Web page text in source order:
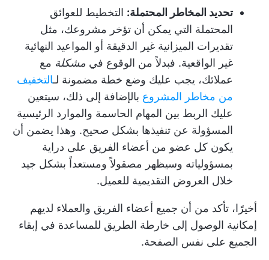
تحديد المخاطر المحتملة: التخطيط للعوائق
المحتملة التي يمكن أن تؤخر مشروعك، مثل
تقديرات الميزانية غير الدقيقة أو المواعيد النهائية
غير الواقعية. فبدلاً من الوقوع في مشكلة مع
عملائك، يجب عليك وضع خطة مضمونة لـالتخفيف
من مخاطر المشروع بالإضافة إلى ذلك، سيتعين
عليك الربط بين المهام الحاسمة والموارد الرئيسية
المسؤولة عن تنفيذها بشكل صحيح. وهذا يضمن أن
يكون كل عضو من أعضاء الفريق على دراية
بمسؤولياته وسيظهر مصقولاً ومستعداً بشكل جيد
خلال العروض التقديمية للعميل.
أخيرًا، تأكد من أن جميع أعضاء الفريق والعملاء لديهم
إمكانية الوصول إلى خارطة الطريق للمساعدة في إبقاء
الجميع على نفس الصفحة.